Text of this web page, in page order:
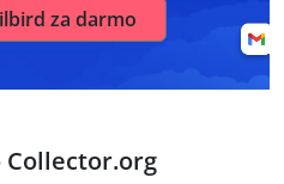
za darmo